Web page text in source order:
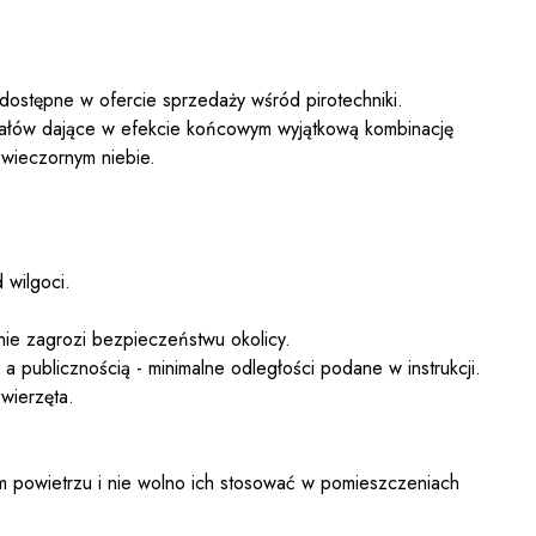
w ofercie sprzedaży wśród pirotechniki.
dające w efekcie końcowym wyjątkową kombinację
niebie.
wilgoci.
zagrozi bezpieczeństwu okolicy.
publicznością - minimalne odległości podane w instrukcji.
i nie wolno ich stosować w pomieszczeniach